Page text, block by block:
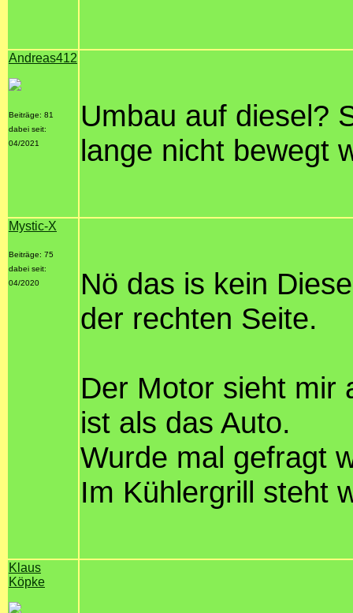
Andreas412
Beiträge: 81
dabei seit:
04/2021
Umbau auf diesel?
lange nicht bewegt
Mystic-X
Beiträge: 75
dabei seit:
04/2020
Nö das is kein
der rechten Seite.
Der Motor sieht mir
ist als das Auto.
Wurde mal gefragt
Im Kühlergrill steht
Klaus
Köpke